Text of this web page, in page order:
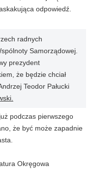
odpowiedź.
radnych
Samorządowej.
prezydent
że będzie chciał
Teodor Pałucki
podczas pierwszego
że być może zapadnie
Okręgowa